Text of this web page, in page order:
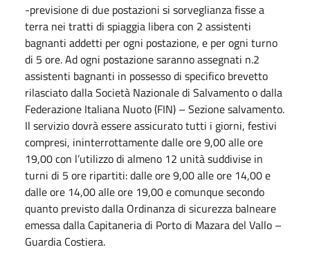
-previsione di due postazioni si sorveglianza fisse a
terra nei tratti di spiaggia libera con 2 assistenti
bagnanti addetti per ogni postazione, e per ogni turno
di 5 ore. Ad ogni postazione saranno assegnati n.2
assistenti bagnanti in possesso di specifico brevetto
rilasciato dalla Società Nazionale di Salvamento o dalla
Federazione Italiana Nuoto (FIN) – Sezione salvamento.
Il servizio dovrà essere assicurato tutti i giorni, festivi
compresi, ininterrottamente dalle ore 9,00 alle ore
19,00 con l’utilizzo di almeno 12 unità suddivise in
turni di 5 ore ripartiti: dalle ore 9,00 alle ore 14,00 e
dalle ore 14,00 alle ore 19,00 e comunque secondo
quanto previsto dalla Ordinanza di sicurezza balneare
emessa dalla Capitaneria di Porto di Mazara del Vallo –
Guardia Costiera.